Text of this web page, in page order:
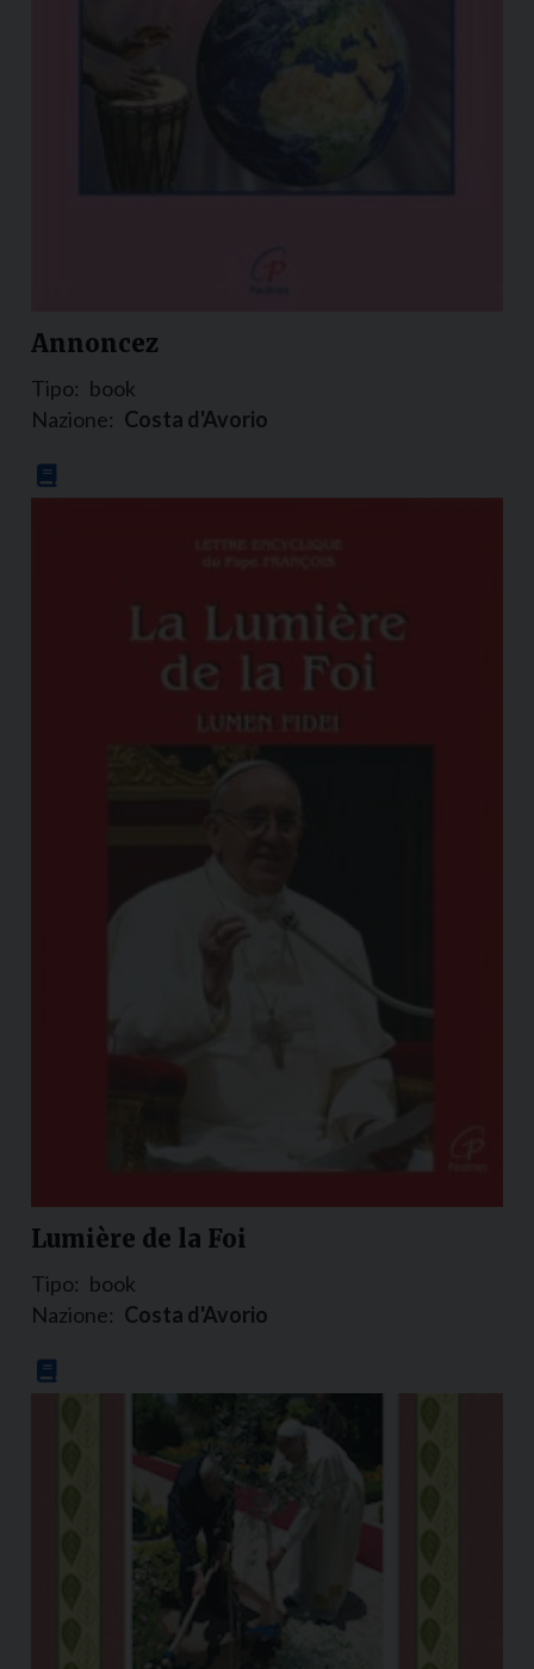
Annoncez
Tipo: book
Nazione: Costa d'Avorio
Lumière de la Foi
Tipo: book
Nazione: Costa d'Avorio